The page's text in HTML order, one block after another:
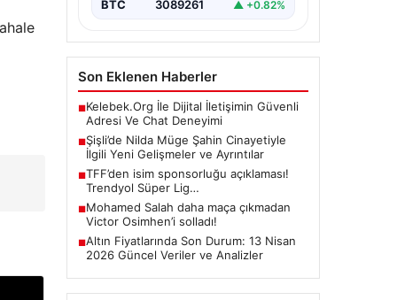
BTC 3089261 ▲ +0.82%
Son Eklenen Haberler
■Kelebek.Org İle Dijital İletişimin Güvenli
Adresi Ve Chat Deneyimi
■Şişli’de Nilda Müge Şahin Cinayetiyle
İlgili Yeni Gelişmeler ve Ayrıntılar
■TFF’den isim sponsorluğu açıklaması!
Trendyol Süper Lig…
■Mohamed Salah daha maça çıkmadan
Victor Osimhen’i solladı!
■Altın Fiyatlarında Son Durum: 13 Nisan
2026 Güncel Veriler ve Analizler